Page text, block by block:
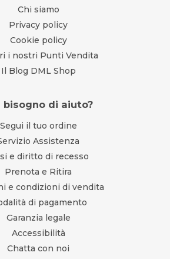
Chi siamo
Privacy policy
Cookie policy
i nostri Punti Vendita
Il Blog DML Shop
bisogno di aiuto?
Segui il tuo ordine
Assistenza
e diritto di recesso
Prenota e Ritira
e condizioni di vendita
di pagamento
Garanzia legale
Accessibilità
Chatta con noi